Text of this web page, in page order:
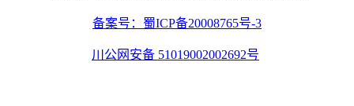
备案号：蜀ICP备20008765号-3
川公网安备 51019002002692号